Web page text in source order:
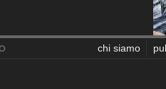
chi siamo